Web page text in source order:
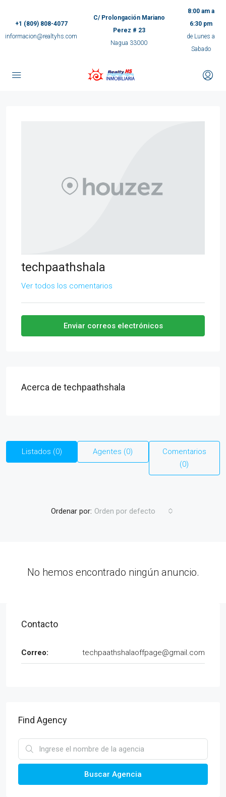
+1 (809) 808-4077
informacion@realtyhs.com
C/ Prolongación Mariano
Perez # 23
Nagua 33000
8:00 am a
6:30 pm
de Lunes a
Sabado
techpaathshala
Ver todos los comentarios
Enviar correos electrónicos
Acerca de techpaathshala
Listados (0) Agentes (0)
Comentarios
(0)
Ordenar por: Orden por defecto
No hemos encontrado ningún anuncio.
Contacto
Correo: techpaathshalaoffpage@gmail.com
Find Agency
Buscar Agencia